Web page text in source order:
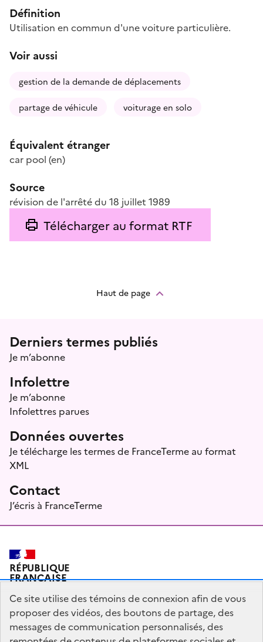
Définition
Utilisation en commun d'une voiture particulière.
Voir aussi
gestion de la demande de déplacements
partage de véhicule voiturage en solo
Équivalent étranger
car pool (en)
Source
révision de l'arrêté du 18 juillet 1989
Télécharger au format RTF
Haut de page
Menu prefooter
Derniers termes publiés
Je m’abonne
Infolettre
Je m’abonne
Infolettres parues
Données ouvertes
Je télécharge les termes de FranceTerme au format
XML
Contact
J’écris à FranceTerme
RÉPUBLIQUE
FRANÇAISE
Plan du site Mentions légales Qui sommes-nous ?
Ce site utilise des témoins de connexion afin de vous
proposer des vidéos, des boutons de partage, des
messages de communication personnalisés, des